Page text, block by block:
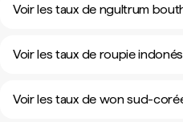
Voir les taux de ngultrum
Voir les taux de roupie
Voir les taux de won sud-